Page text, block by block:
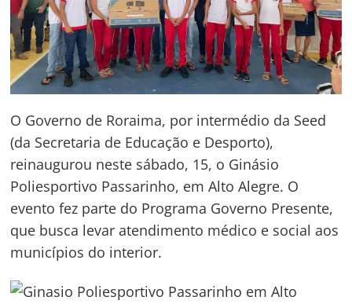
O Governo de Roraima, por intermédio da Seed
(da Secretaria de Educação e Desporto),
reinaugurou neste sábado, 15, o Ginásio
Poliesportivo Passarinho, em Alto Alegre. O
evento fez parte do Programa Governo Presente,
que busca levar atendimento médico e social aos
municípios do interior.